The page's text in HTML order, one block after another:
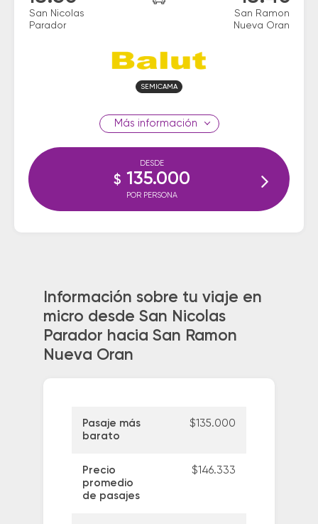
San Nicolas
Parador
San Ramon
Nueva Oran
SEMICAMA
información
DESDE
$ 135.000
POR PERSONA
Información sobre tu viaje en
micro desde San Nicolas
Parador hacia San Ramon
Nueva Oran
Pasaje más
barato
$135.000
Precio
promedio
de pasajes
$146.333